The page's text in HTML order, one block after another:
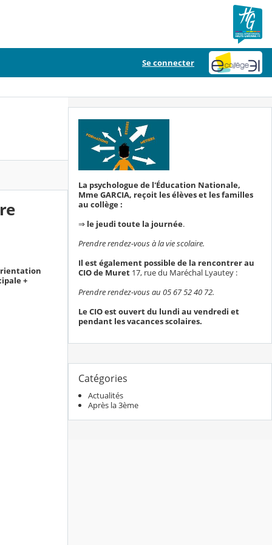
Se connecter
+
La psychologue de l'Éducation Nationale,
Mme GARCIA, reçoit les élèves et les familles
au collège :
⇒ le jeudi toute la journée.
Prendre rendez-vous à la vie scolaire.
Il est également possible de la rencontrer au
CIO de Muret 17, rue du Maréchal Lyautey :
Prendre rendez-vous au 05 67 52 40 72.
Le CIO est ouvert du lundi au vendredi et
pendant les vacances scolaires.
Catégories
Actualités
Après la 3ème